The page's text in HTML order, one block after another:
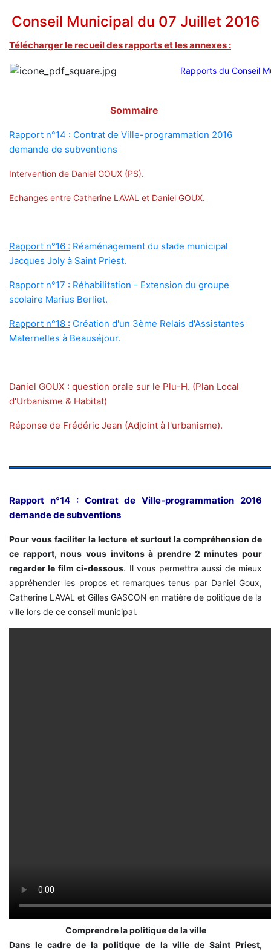
Conseil Municipal du 07 Juillet 2016
Télécharger le recueil des rapports et les annexes :
Rapports du Conseil
Sommaire
Rapport n°14 : Contrat de Ville-programmation 2016
demande de subventions
Intervention de Daniel GOUX (PS).
Echanges entre Catherine LAVAL et Daniel GOUX.
Rapport n°16 : Réaménagement du stade municipal
Jacques Joly à Saint Priest.
Rapport n°17 : Réhabilitation - Extension du groupe
scolaire Marius Berliet.
Rapport n°18 : Création d'un 3ème Relais d'Assistantes
Maternelles à Beauséjour.
Daniel GOUX : question orale sur le Plu-H. (Plan Local
d'Urbanisme & Habitat)
Réponse de Frédéric Jean (Adjoint à l'urbanisme).
Rapport n°14 : Contrat de Ville-programmation 2016
demande de subventions
Pour vous faciliter la lecture et surtout la compréhension de
ce rapport, nous vous invitons à prendre 2 minutes pour
regarder le film ci-dessous. Il vous permettra aussi de mieux
appréhender les propos et remarques tenus par Daniel Goux,
Catherine LAVAL et Gilles GASCON en matière de politique de la
ville lors de ce conseil municipal.
Comprendre la politique de la ville
Dans le cadre de la politique de la ville de Saint Priest,